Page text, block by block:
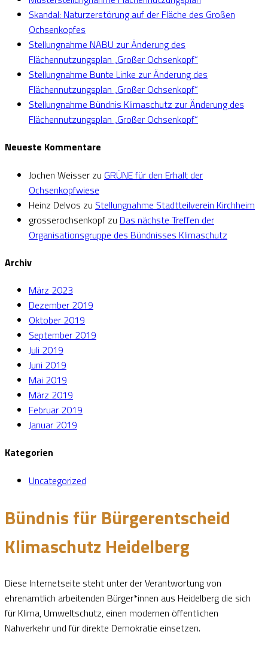
Skandal: Naturzerstörung auf der Fläche des Großen
Ochsenkopfes
Stellungnahme NABU zur Änderung des
Flächennutzungsplan „Großer Ochsenkopf“
Stellungnahme Bunte Linke zur Änderung des
Flächennutzungsplan „Großer Ochsenkopf“
Stellungnahme Bündnis Klimaschutz zur Änderung des
Flächennutzungsplan „Großer Ochsenkopf“
Neueste Kommentare
Jochen Weisser zu GRÜNE für den Erhalt der
Ochsenkopfwiese
Heinz Delvos zu Stellungnahme Stadtteilverein Kirchheim
grosserochsenkopf zu Das nächste Treffen der
Organisationsgruppe des Bündnisses Klimaschutz
Archiv
März 2023
Dezember 2019
Oktober 2019
September 2019
Juli 2019
Juni 2019
Mai 2019
März 2019
Februar 2019
Januar 2019
Kategorien
Uncategorized
Bündnis für Bürgerentscheid
Klimaschutz Heidelberg
Diese Internetseite steht unter der Verantwortung von
ehrenamtlich arbeitenden Bürger*innen aus Heidelberg die sich
für Klima, Umweltschutz, einen modernen öffentlichen
Nahverkehr und für direkte Demokratie einsetzen.